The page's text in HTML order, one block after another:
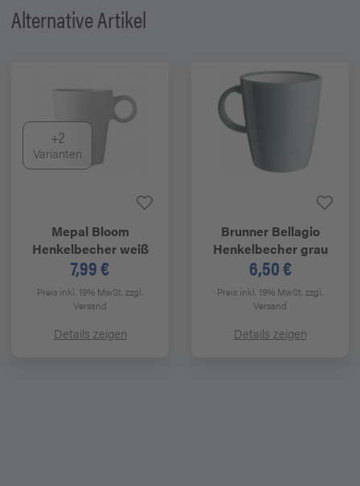
Alternative Artikel
+2
Varianten
Mepal Bloom
Henkelbecher weiß
7,99 €
Preis inkl. 19% MwSt.zzgl.
Versand
Details zeigen
BrunnerBellagio
Henkelbecher grau
6,50 €
Preis inkl. 19% MwSt.zzgl.
Versand
Details zeigen